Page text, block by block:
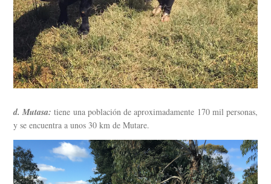
d. Mutasa: tiene una población de aproximadamente 170 mil personas,
y se encuentra a unos 30 km de Mutare.